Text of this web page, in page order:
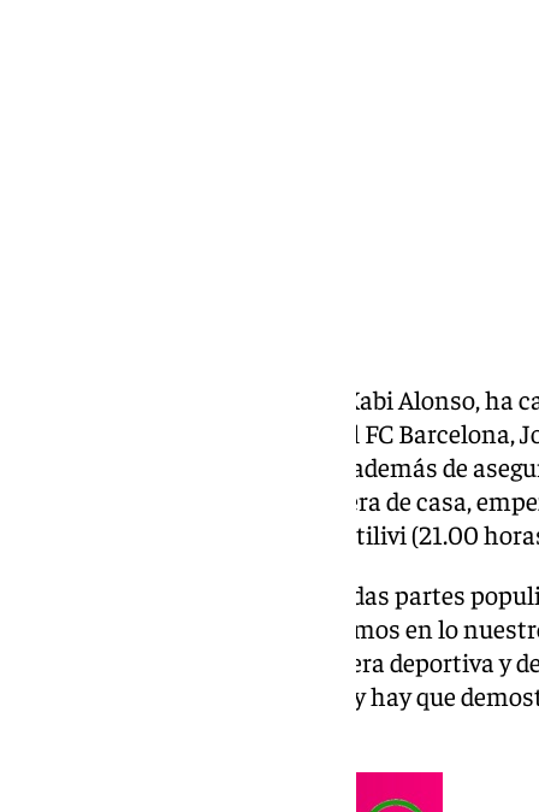
El entrenador del Real Madrid, Xabi Alonso, ha
declaraciones del presidente del FC Barcelona,
club blanco sufre ‘barcelonitis’, además de
y mejorar sus «sensaciones» fuera de casa,
domingo ante el Girona en Montilivi (21.00
«Hay mensajes hoy en día de todas partes
parroquia. Nosotros nos centramos en lo
en el campo, ganar de una manera deportiva y
partido es una prueba para ello y hay que